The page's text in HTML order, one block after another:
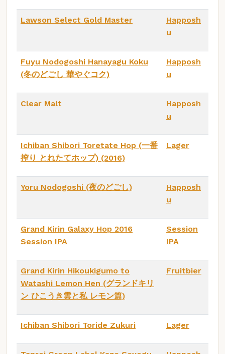
Lawson Select Gold Master
Happosh
u
Fuyu Nodogoshi Hanayagu Koku
(冬のどごし 華やぐコク)
Happosh
u
Clear Malt
Happosh
u
Ichiban Shibori Toretate Hop (一番
搾り とれたてホップ) (2016)
Lager
Yoru Nodogoshi (夜のどごし)
Happosh
u
Grand Kirin Galaxy Hop 2016
Session IPA
Session
IPA
Grand Kirin Hikoukigumo to
Watashi Lemon Hen (グランドキリ
ン ひこうき雲と私 レモン篇)
Fruitbier
Ichiban Shibori Toride Zukuri Lager